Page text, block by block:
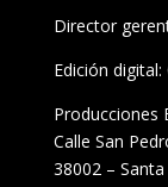
Director
Edición digital:
Producciones
Calle San
38002 –